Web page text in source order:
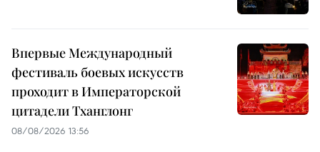
Впервые Международный
фестиваль боевых искусств
проходит в Императорской
цитадели Тханглонг
08/08/2026 13:56